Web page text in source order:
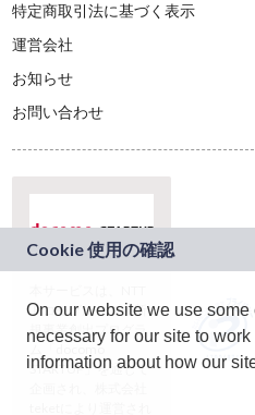
特定商取引法に基づく表示
運営会社
お知らせ
お問い合わせ
ドコモグループの新
規事業創出プログラ
ム「docomo
STARTUP」を通じて
On our website we use
necessary for our site to
information about how our